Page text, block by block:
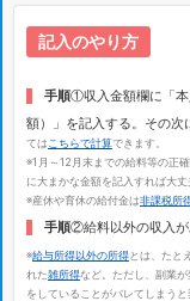
記入のやり方
手順①収入金額欄に「本
額）」を記入する。その次
ては こちらで計算できます。
※1月～12月末までの給料等の正
に大まかな金額を記入すれば大丈
※産休や育休の給付金は非課税所
手順②給料以外の収入が
※給与所得以外の所得 とは、たと
れた雑所得など。ただし、副業
をしていることがバレてしまう